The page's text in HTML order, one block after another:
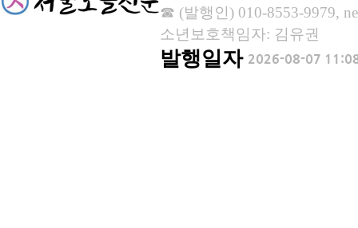
☎ (발행인) 010-8553-9979,
소년보호책임자: 김유권
발행일자